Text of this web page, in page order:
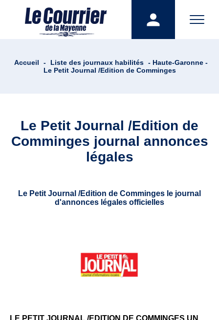
Accueil - Liste des journaux habilités - Haute-Garonne -
Le Petit Journal /Edition de Comminges
Le Petit Journal /Edition de
Comminges journal annonces
légales
Le Petit Journal /Edition de Comminges le journal
d'annonces légales officielles
LE PETIT JOURNAL /EDITION DE COMMINGES UN